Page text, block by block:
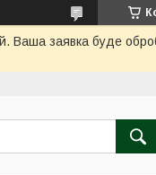
Ваша заявка буде